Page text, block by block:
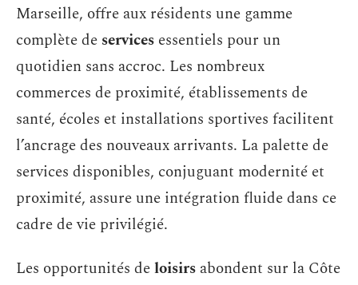
Marseille, offre aux résidents une gamme
complète de services essentiels pour un
quotidien sans accroc. Les nombreux
commerces de proximité, établissements de
santé, écoles et installations sportives facilitent
l’ancrage des nouveaux arrivants. La palette de
services disponibles, conjuguant modernité et
proximité, assure une intégration fluide dans ce
cadre de vie privilégié.
Les opportunités deloisirs abondent sur la Côte